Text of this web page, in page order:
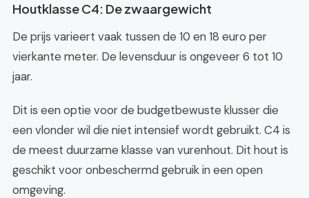
Houtklasse C4: De zwaargewicht
De prijs varieert vaak tussen de 10 en 18 euro per
vierkante meter. De levensduur is ongeveer 6 tot 10
jaar.
Dit is een optie voor de budgetbewuste klusser die
een vlonder wil die niet intensief wordt gebruikt. C4 is
de meest duurzame klasse van vurenhout. Dit hout is
geschikt voor onbeschermd gebruik in een open
omgeving.